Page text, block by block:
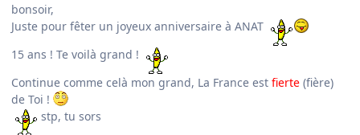
bonsoir,
Juste pour fêter un joyeux anniversaire à ANAT
15 ans ! Te voilà grand !
Continue comme celà mon grand, La France est fierte (fière)
de Toi !
stp, tu sors